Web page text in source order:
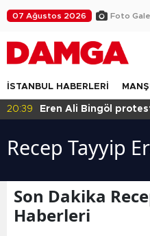
07 Ağustos 2026 Foto
İSTANBUL HABERLERİ
20:36 Eğitimde haksızlık!
Recep Tayyip
Son Dakika
Haberleri